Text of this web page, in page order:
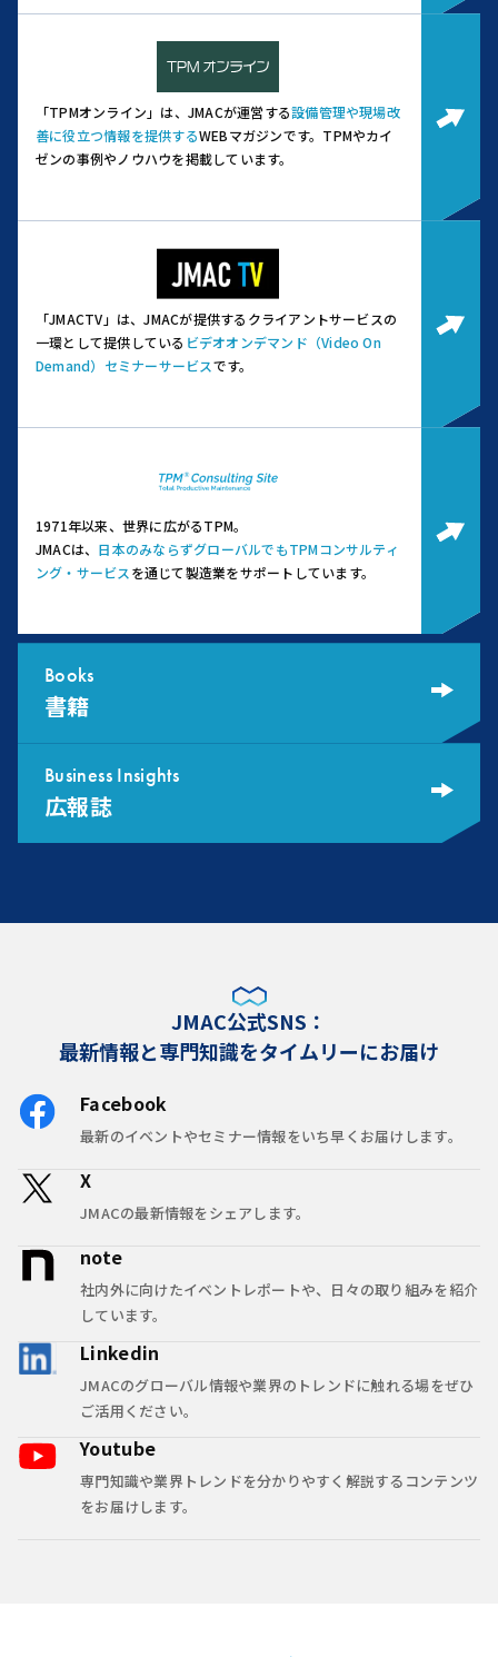
「TPMオンライン」は、JMACが運営する設備管理や現場改
善に役立つ情報を提供するWEBマガジンです。 TPMやカイ
ゼンの事例やノウハウを掲載しています。
「JMACTV」は、JMACが提供するクライアントサービスの
一環として提供している ビデオオンデマンド（Video On
Demand）セミナーサービスです。
1971年以来、世界に広がるTPM。
JMACは、 日本のみならずグローバルでもTPMコンサルティ
ング・サービス を通じて製造業をサポートしています。
Books
書籍
Business Insights
広報誌
JMAC公式SNS：
最新情報と専門知識をタイムリーにお届け
Facebook
最新のイベントやセミナー情報をいち早くお届けします。
X
JMACの最新情報をシェアします。
note
社内外に向けたイベントレポートや、日々の取り組みを紹介
しています。
Linkedin
JMACのグローバル情報や業界のトレンドに触れる場をぜひ
ご活用ください。
Youtube
専門知識や業界トレンドを分かりやすく解説するコンテンツ
をお届けします。